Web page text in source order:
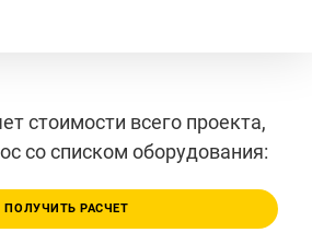
стоимости всего проекта,
со списком оборудования:
ПОЛУЧИТЬ РАСЧЕТ